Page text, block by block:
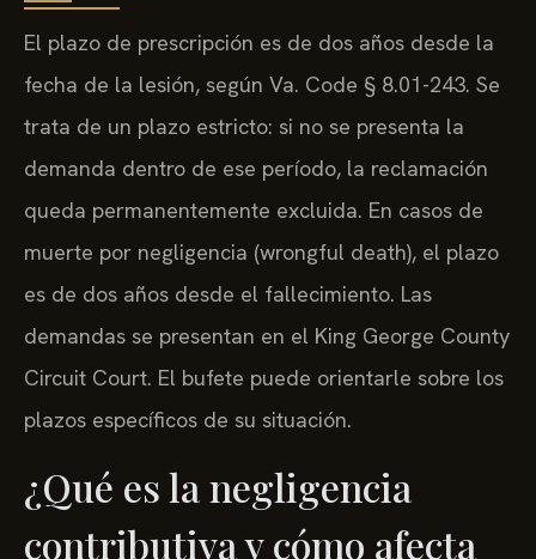
El plazo de prescripción es de dos años desde la
fecha de la lesión, según Va. Code § 8.01-243. Se
trata de un plazo estricto: si no se presenta la
demanda dentro de ese período, la reclamación
queda permanentemente excluida. En casos de
muerte por negligencia (wrongful death), el plazo
es de dos años desde el fallecimiento. Las
demandas se presentan en el King George County
Circuit Court. El bufete puede orientarle sobre los
plazos específicos de su situación.
¿Qué es la negligencia
contributiva y cómo afecta